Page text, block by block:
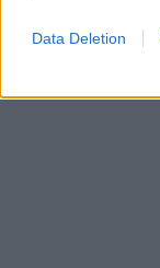
Data Deletion